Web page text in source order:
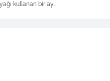
kullanan bir ay...